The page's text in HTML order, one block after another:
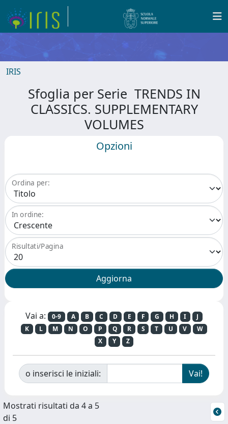
IRIS
Sfoglia per Serie TRENDS IN
CLASSICS. SUPPLEMENTARY
VOLUMES
Opzioni
Ordina per:
In ordine:
Risultati/Pagina
Vai a: 0-9 A B C D E F G H I
J
K
L M N O P Q R S T U V
W
X
Y Z
o inserisci le iniziali:
Mostrati risultati da 4 a 5
di 5